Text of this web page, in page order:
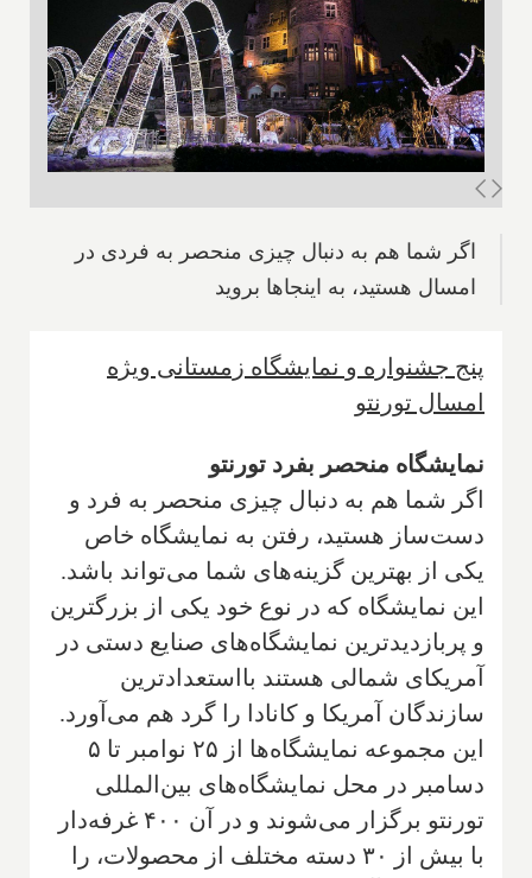
اگر شما هم به دنبال چیزی منحصر به فردی در
امسال هستید، به اینجاها بروید
پنج جشنواره و نمایشگاه زمستانی ویژه
امسال تورنتو
نمایشگاه منحصر بفرد تورنتو
اگر شما هم به دنبال چیزی منحصر به فرد و
دست‌ساز هستید، رفتن به نمایشگاه خاص
یکی از بهترین گزینه‌های شما می‌تواند باشد.
این نمایشگاه که در نوع خود یکی از بزرگترین
و پربازدیدترین نمایشگاه‌های صنایع دستی در
آمریکای شمالی هستند بااستعدادترین
سازندگان آمریکا و کانادا را گرد هم می‌آورد.
این مجموعه نمایشگاه‌ها از ۲۵ نوامبر تا ۵
دسامبر در محل نمایشگاه‌های بین‌المللی
تورنتو برگزار می‌شوند و در آن ۴۰۰ غرفه‌دار
با بیش از ۳۰ دسته مختلف از محصولات، را